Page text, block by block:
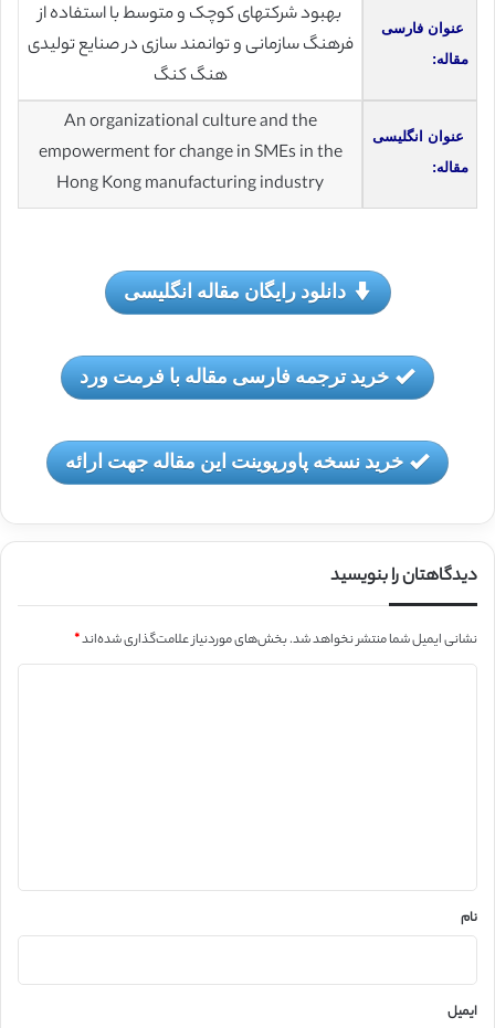
عنوان فارسی
مقاله:
بهبود شرکتهای کوچک و متوسط با استفاده از
فرهنگ سازمانی و توانمند سازی در صنایع تولیدی
هنگ کنگ
عنوان انگلیسی
مقاله:
An organizational culture and the
empowerment for change in SMEs in the
Hong Kong manufacturing industry
دانلود رایگان مقاله انگلیسی
خرید ترجمه فارسی مقاله با فرمت ورد
خرید نسخه پاورپوینت این مقاله جهت ارائه
دیدگاهتان را بنویسید
نشانی ایمیل شما منتشر نخواهد شد.بخش‌های موردنیاز علامت‌گذاری شده‌اند*
نام
ایمیل